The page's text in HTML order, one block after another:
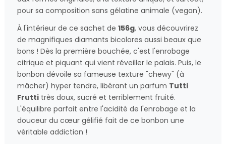
pour sa composition sans gélatine animale (vegan).
À l'intérieur de ce sachet de 156g, vous découvrirez
de magnifiques diamants bicolores aussi beaux que
bons ! Dès la première bouchée, c'est l'enrobage
citrique et piquant qui vient réveiller le palais. Puis, le
bonbon dévoile sa fameuse texture "chewy" (à
mâcher) hyper tendre, libérant un parfum Tutti
Frutti très doux, sucré et terriblement fruité.
L'équilibre parfait entre l'acidité de l'enrobage et la
douceur du cœur gélifié fait de ce bonbon une
véritable addiction !